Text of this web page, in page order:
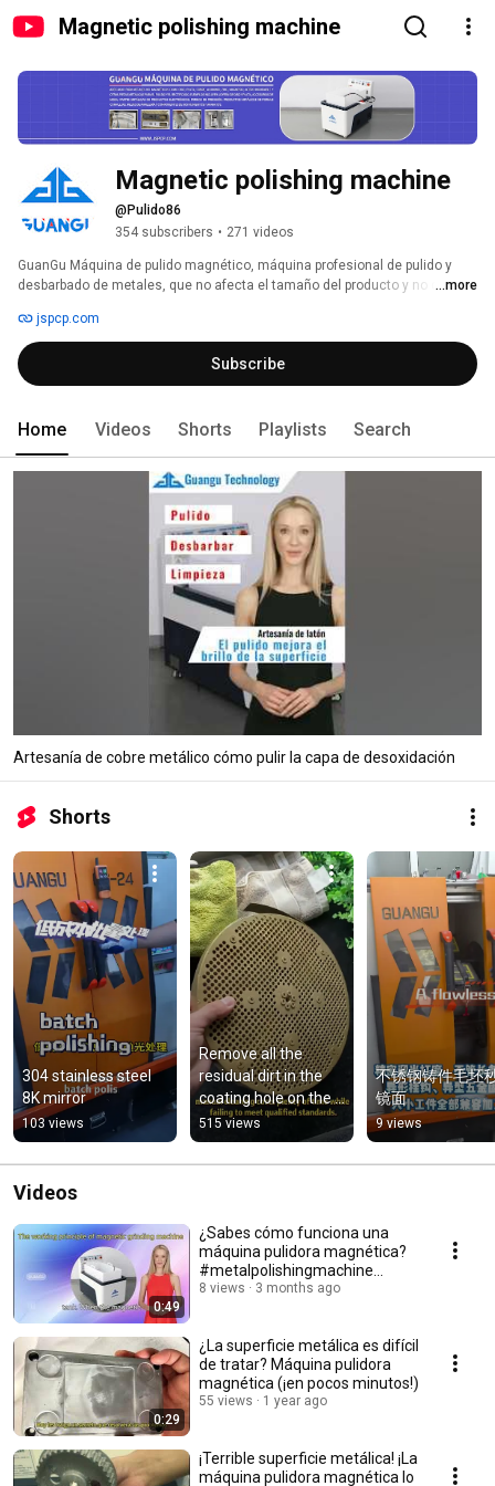
Magnetic polishing machine
Magnetic polishing machine
@Pulido86
354 subscribers • 271 videos
GuanGu Máquina de pulido magnético, máquina profesional de pulido y
desbarbado de metales, que no afecta el tamaño del producto y no daña la
arena.
...more
jspcp.com
Subscribe
Home Videos Shorts Playlists Search
Artesanía de cobre metálico cómo pulir la capa de desoxidación
Shorts
304 stainless steel
8K mirror
103 views
Remove all the
residual dirt in the
coating hole on the
surface of high-
temperature
welding spot
515 views
不锈钢铸件毛坯
镜面
9 views
Videos
0:49
¿Sabes cómo funciona una
máquina pulidora magnética?
#metalpolishingmachine
#metalsurfacetreatment
8 views 3 months ago
0:29
¿La superficie metálica es difícil
de tratar? Máquina pulidora
magnética (¡en pocos minutos!)
55 views 1 year ago
¡Terrible superficie metálica! ¡La
máquina pulidora magnética lo